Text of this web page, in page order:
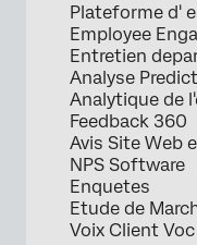
Plateforme d'
Employee
Entretien
Analyse
Analytique de
Feedback 360
Avis Site Web
NPS Software
Enquetes
Etude de
Voix Client Voc